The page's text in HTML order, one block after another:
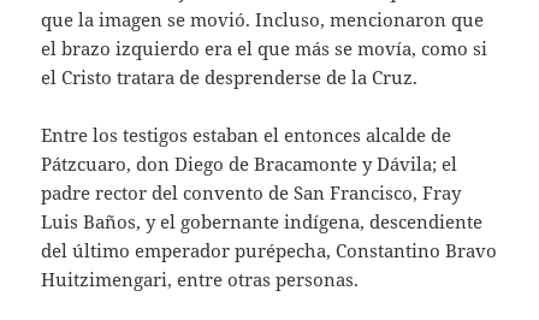
que la imagen se movió. Incluso, mencionaron que
el brazo izquierdo era el que más se movía, como si
el Cristo tratara de desprenderse de la Cruz.
Entre los testigos estaban el entonces alcalde de
Pátzcuaro, don Diego de Bracamonte y Dávila; el
padre rector del convento de San Francisco, Fray
Luis Baños, y el gobernante indígena, descendiente
del último emperador purépecha, Constantino Bravo
Huitzimengari, entre otras personas.